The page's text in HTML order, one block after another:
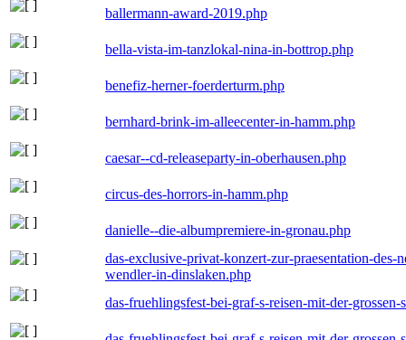
ballermann-award-2019.php
bella-vista-im-tanzlokal-nina-in-bottrop.php
benefiz-herner-foerderturm.php
bernhard-brink-im-alleecenter-in-hamm.php
caesar--cd-releaseparty-in-oberhausen.php
circus-des-horrors-in-hamm.php
danielle--die-albumpremiere-in-gronau.php
das-exclusive-privat-konzert-zur-praesentation-
wendler-in-dinslaken.php
das-fruehlingsfest-bei-graf-s-reisen-mit-der-